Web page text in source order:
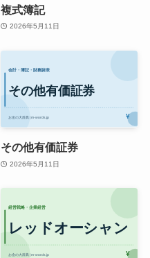
複式簿記
2026年5月11日
その他有価証券
2026年5月11日